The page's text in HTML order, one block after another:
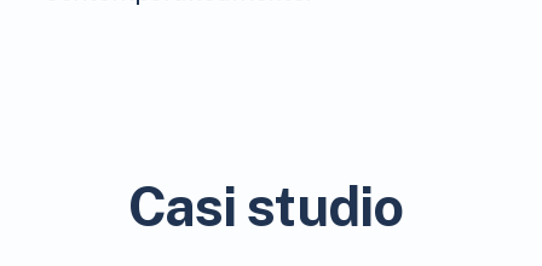
Casi studio